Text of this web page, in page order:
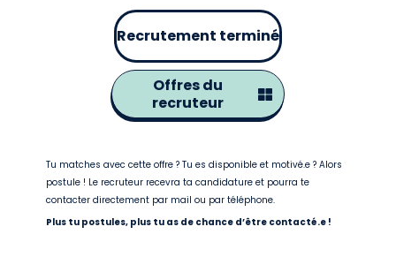
Recrutement terminé
Offres du
recruteur
Tu matches avec cette offre ? Tu es disponible et motivé.e ? Alors
postule ! Le recruteur recevra ta candidature et pourra te
contacter directement par mail ou par téléphone.
Plus tu postules, plus tu as de chance d’être contacté.e !